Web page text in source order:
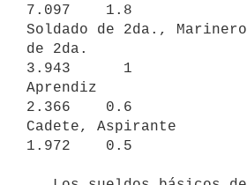
7.097    1.8
Soldado de 2da., Marinero
de 2da.
3.943      1
Aprendiz
2.366    0.6
Cadete, Aspirante
1.972    0.5